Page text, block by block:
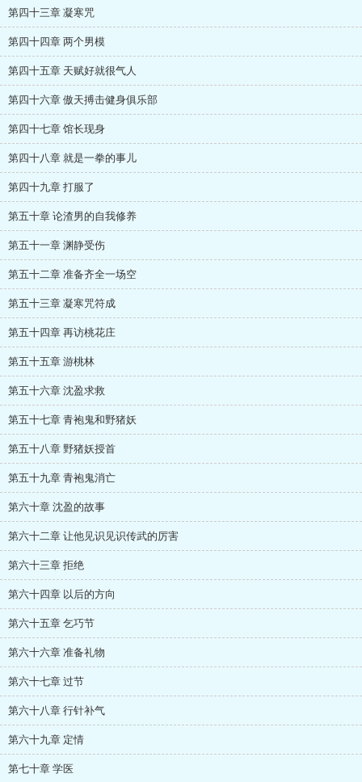
第四十三章 凝寒咒
第四十四章 两个男模
第四十五章 天赋好就很气人
第四十六章 傲天搏击健身俱乐部
第四十七章 馆长现身
第四十八章 就是一拳的事儿
第四十九章 打服了
第五十章 论渣男的自我修养
第五十一章 渊静受伤
第五十二章 准备齐全一场空
第五十三章 凝寒咒符成
第五十四章 再访桃花庄
第五十五章 游桃林
第五十六章 沈盈求救
第五十七章 青袍鬼和野猪妖
第五十八章 野猪妖授首
第五十九章 青袍鬼消亡
第六十章 沈盈的故事
第六十二章 让他见识见识传武的厉害
第六十三章 拒绝
第六十四章 以后的方向
第六十五章 乞巧节
第六十六章 准备礼物
第六十七章 过节
第六十八章 行针补气
第六十九章 定情
第七十章 学医